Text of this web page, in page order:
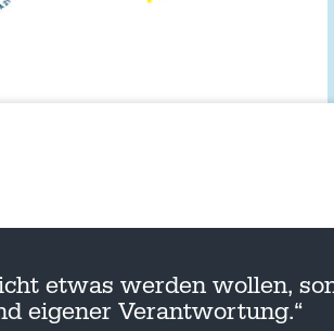
etwas werden wollen,
eigener Verantwortung.“